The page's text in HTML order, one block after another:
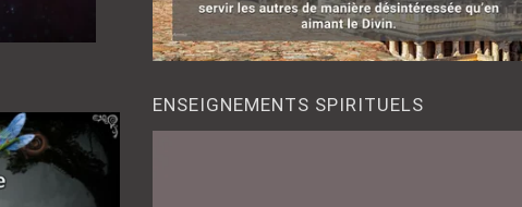
ENSEIGNEMENTS SPIRITUELS